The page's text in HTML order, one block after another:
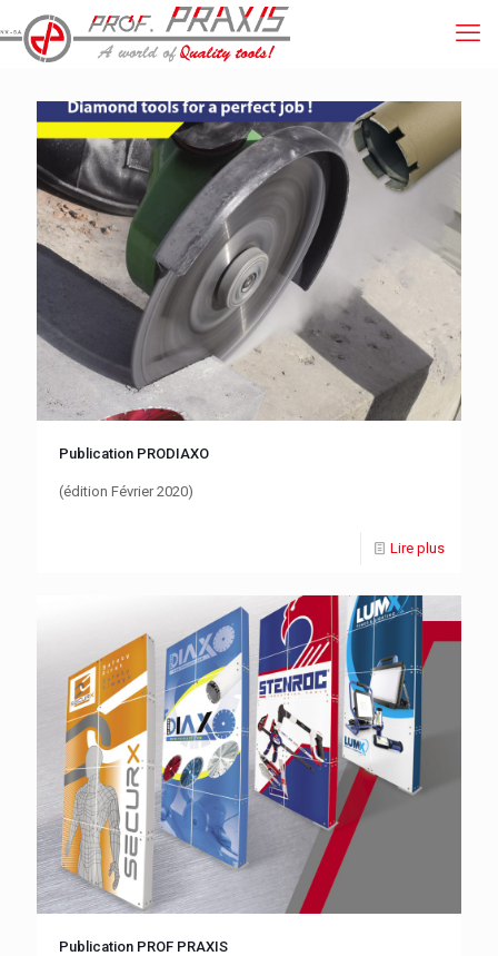
Publication PRODIAXO
(édition Février 2020)
Lire plus
Publication PROF PRAXIS